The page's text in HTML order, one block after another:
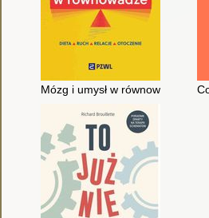
Mózg i umysł w równowadze :